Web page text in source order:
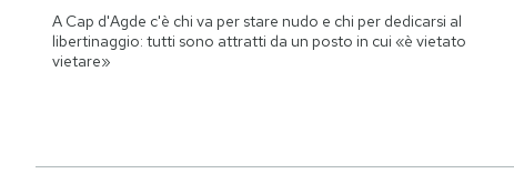
A Cap d'Agde c'è chi va per stare nudo e chi per dedicarsi al
libertinaggio: tutti sono attratti da un posto in cui «è vietato
vietare»